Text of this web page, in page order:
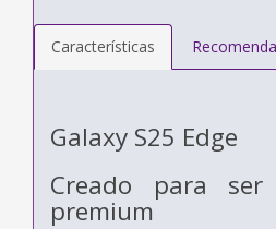
Características
Galaxy S25 Edge
Creado para
premium